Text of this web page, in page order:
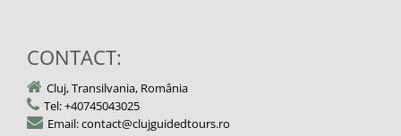
CONTACT:
Cluj, Transilvania, România
Tel: +40745043025
Email: contact@clujguidedtours.ro